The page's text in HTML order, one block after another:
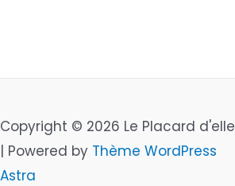
Copyright © 2026 Le Placard d'elle
| Powered by Thème WordPress
Astra